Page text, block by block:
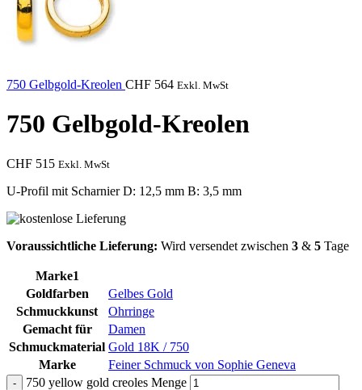
750 Gelbgold-Kreolen CHF 564 Exkl. MwSt
750 Gelbgold-Kreolen
CHF 515 Exkl. MwSt
U-Profil mit Scharnier D: 12,5 mm B: 3,5 mm
Voraussichtliche Lieferung: Wird versendet zwischen 3 & 5 Tage
Marke1
Goldfarben
Gelbes Gold
Schmuckkunst
Ohrringe
Gemacht für
Damen
Schmuckmaterial Gold 18K / 750
Marke
Feiner Schmuck von Sophie Geneva
750 yellow gold creoles Menge